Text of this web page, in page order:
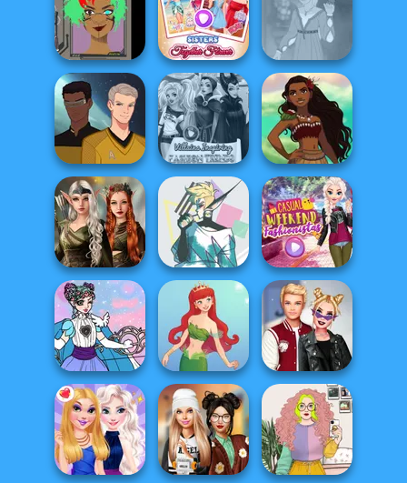
The Celebrity Way
Of Life
All The Single
Ladies
Dolly's
Restaurant
Organising
Cyber Character
Creator
Sisters Together
Forever
Rapunzel
Fashion
Trekkie Meiker
M/M
Villains Inspiring
Fashion Tre...
Polynesian
Princess Moana
Elven Kingdom
Forest Of
Wonder...
Hunter:
Nonbinary
Demon
Casual Weekend
Fashionistas
Magical Girl
Makeup!
Cute Mermaid
Kiss, Marry, Hate
Challenge